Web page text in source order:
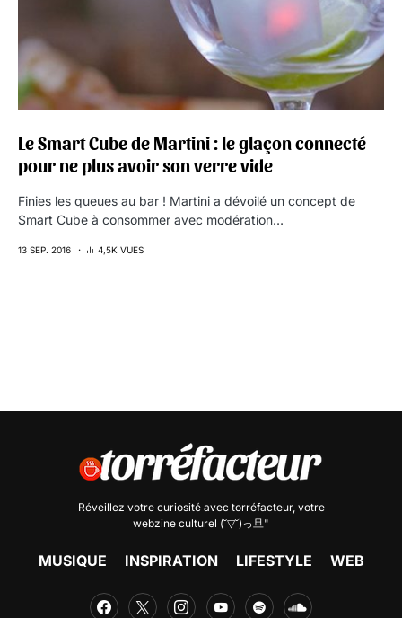
Le Smart Cube de Martini : le glaçon connecté
pour ne plus avoir son verre vide
Finies les queues au bar ! Martini a dévoilé un concept de
Smart Cube à consommer avec modération…
13 SEP. 2016 4,5K VUES
Réveillez votre curiosité avec torréfacteur, votre
webzine culturel (˘▽˘)っ旦"
MUSIQUE INSPIRATION LIFESTYLE WEB